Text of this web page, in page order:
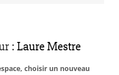
: Laure Mestre
choisir un nouveau